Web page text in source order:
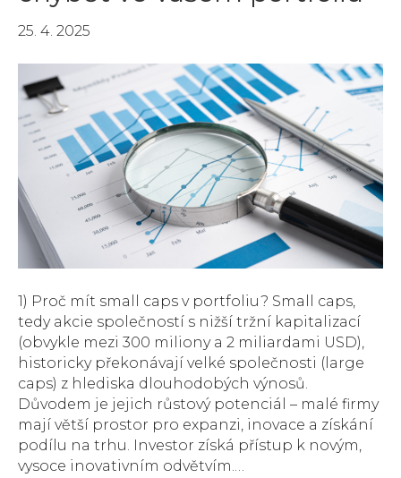
25. 4. 2025
1) Proč mít small caps v portfoliu? Small caps,
tedy akcie společností s nižší tržní kapitalizací
(obvykle mezi 300 miliony a 2 miliardami USD),
historicky překonávají velké společnosti (large
caps) z hlediska dlouhodobých výnosů.
Důvodem je jejich růstový potenciál – malé firmy
mají větší prostor pro expanzi, inovace a získání
podílu na trhu. Investor získá přístup k novým,
vysoce inovativním odvětvím.…